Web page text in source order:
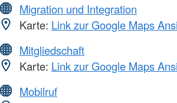
Migration und Integration
Karte: Link zur Google Maps
Mitgliedschaft
Karte: Link zur Google Maps
Mobilruf